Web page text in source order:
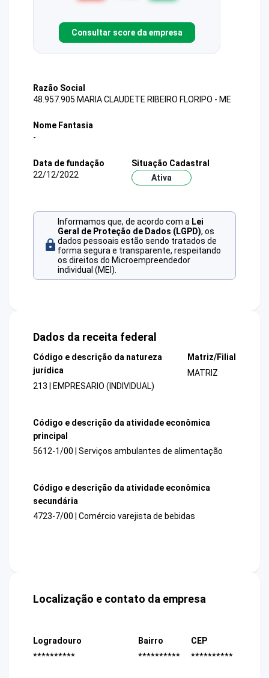
Consultar score da empresa
Razão Social
48.957.905 MARIA CLAUDETE RIBEIRO FLORIPO - ME
Nome Fantasia
-
Data de fundação
22/12/2022
Situação Cadastral
Ativa
Informamos que, de acordo com a Lei
Geral de Proteção de Dados (LGPD), os
dados pessoais estão sendo tratados de
forma segura e transparente, respeitando
os direitos do Microempreendedor
individual (MEI).
Dados da receita federal
Código e descrição da natureza
jurídica
213 | EMPRESARIO (INDIVIDUAL)
Matriz/Filial
MATRIZ
Código e descrição da atividade econômica
principal
5612-1/00 | Serviços ambulantes de alimentação
Código e descrição da atividade econômica
secundária
4723-7/00 | Comércio varejista de bebidas
Localização e contato da empresa
Logradouro
**********
Bairro
**********
CEP
**********